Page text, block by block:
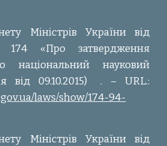
Міністрів України від
«Про затвердження
національний науковий
від 09.10.2015)
. – URL.:
laws/show/174-94-
Міністрів України від